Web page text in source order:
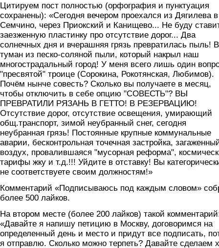
Цитируем пост полностью (орфография и пунктуация
сохранены): «Сегодня вечером проехался из Дягилева в
Семчино, через Приокский и Канищево... Не буду
заезженную пластинку про отсутствие дорог... Два
солнечных дня и вчерашняя грязь превратилась пыль! В
туман из песко-соляной пыли, который накрыл наш
многострадальный город! У меня всего лишь один
"пресвятой" троице (Сорокина, Рокотянская, Любимов).
Почём нынче совесть? Сколько вы получаете в месяц,
чтобы отключить в себе опцию "СОВЕСТЬ"? ВЫ
ПРЕВРАТИЛИ РЯЗАНЬ В ГЕТТО! В РЕЗЕРВАЦИЮ!
Отсутствие дорог, отсутствие освещения, умирающий
общ.транспорт, зимой неубранный снег, сегодня
неубранная грязь! Постоянные крупные коммунальные
аварии, бесконтрольная точечная застройка,
воздух, провалившаяся "мусорная реформа",
тарифы жку и т.д.!!! Уйдите в отставку! Вы
не соответствуете своим должностям!»
Комментарий «Подписываюсь под каждым словом»
более 500 лайков.
На втором месте (более 200 лайков) такой
«Давайте я напишу петицию в Москву, договоримся на
определенный день и место и придут все подписать,
я отправлю. Сколько можно терпеть? Давайте сделаем